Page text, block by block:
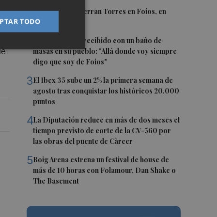
1El homenaje a Ferran Torres en Foios, en
imágenes
Ferran Torres, recibido con un baño de
masas en su pueblo: "Allá donde voy siempre
digo que soy de Foios"
3El Ibex 35 sube un 2% la primera semana de
agosto tras conquistar los históricos 20.000
puntos
4La Diputación reduce en más de dos meses el
tiempo previsto de corte de la CV-560 por
las obras del puente de Càrcer
5Roig Arena estrena un festival de house de
más de 10 horas con Folamour, Dan Shake o
The Basement
TODO